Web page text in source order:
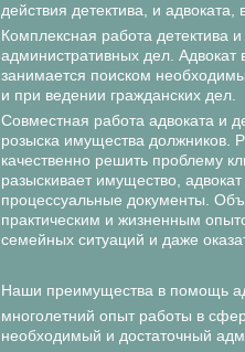
действия детектива, и
Комплексная работа детектива
административных дел. Адвокат
занимается поиском
и при ведении гражданских дел.
Совместная работа адвоката и
розыска имущества должников.
качественно решить проблему
разыскивает имущество,
процессуальные документы.
практическим и жизненным
семейных ситуаций и даже
Наши преимущества в помощь
многолетний опыт работы в
необходимый и достаточный